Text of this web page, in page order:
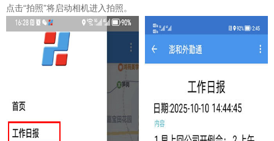
点击“拍照”将启动相机进入拍照。